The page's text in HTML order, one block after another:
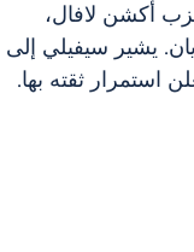
أكشن لافال،
يشير سيفيلي إلى
استمرار ثقته بها.